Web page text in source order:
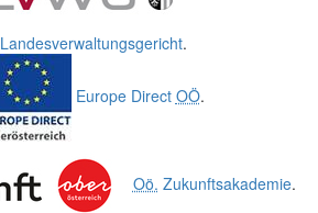
Landesverwaltungsgericht.
Europe Direct OÖ.
Oö. Zukunftsakademie.